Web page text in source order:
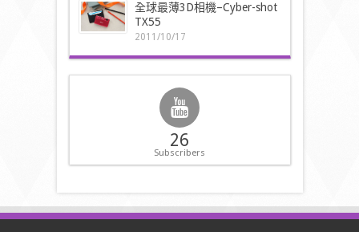
全球最薄3D相機–Cyber-shot
TX55
2011/10/17
26
Subscribers